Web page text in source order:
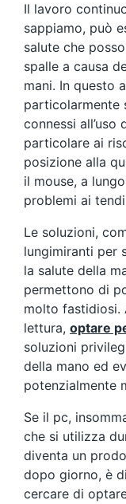
Il lavoro
sappiamo, può
salute che
spalle a causa
mani. In questo
particolarmente
connessi
particolare ai
posizione alla
il mouse, a
problemi ai
Le soluzioni,
lungimiranti per
la salute della
permettono di
molto fastidiosi.
lettura, optare
soluzioni
della mano ed
potenzialmente
Se il pc,
che si utilizza
diventa un
dopo giorno, è
cercare di